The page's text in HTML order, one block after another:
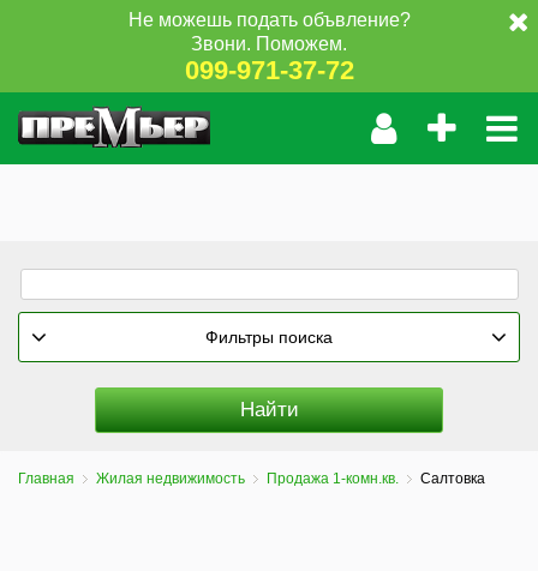
Не можешь подать объвление?
Звони. Поможем.
099-971-37-72
Фильтры поиска
Главная Жилая недвижимость Продажа 1-комн.кв. Салтовка